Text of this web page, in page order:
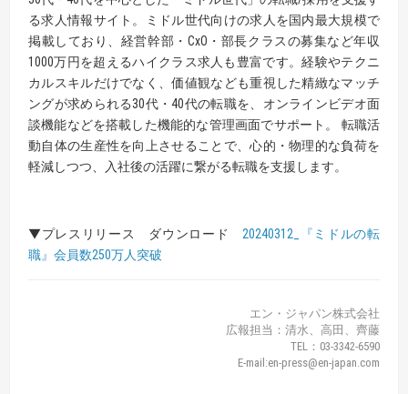
る求人情報サイト。ミドル世代向けの求人を国内最大規模で
掲載しており、経営幹部・CxO・部長クラスの募集など年収
1000万円を超えるハイクラス求人も豊富です。経験やテクニ
カルスキルだけでなく、価値観なども重視した精緻なマッチ
ングが求められる30代・40代の転職を、オンラインビデオ面
談機能などを搭載した機能的な管理画面でサポート。 転職活
動自体の生産性を向上させることで、心的・物理的な負荷を
軽減しつつ、入社後の活躍に繋がる転職を支援します。
▼プレスリリース ダウンロード 20240312_『ミドルの転
職』会員数250万人突破
エン・ジャパン株式会社
広報担当：清水、高田、齊藤
TEL：03-3342-6590
E-mail:en-press@en-japan.com